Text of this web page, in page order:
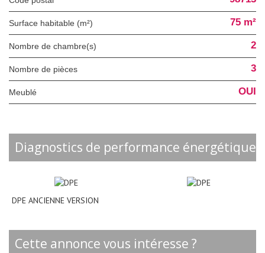
Surface habitable (m²) 75 m²
Nombre de chambre(s) 2
Nombre de pièces 3
Meublé OUI
diagnostics de performance énergétique
DPE ANCIENNE VERSION
cette annonce vous intéresse ?